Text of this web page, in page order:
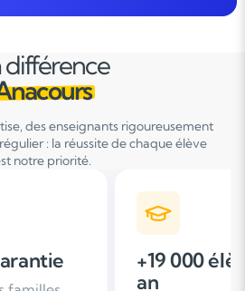
différence
des enseignants rigoureusement
: la réussite de chaque élève
notre priorité.
suivis /
+ de 25 ans